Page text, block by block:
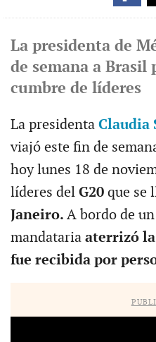
La presidenta de
de semana a
cumbre de líderes
La presidenta Claudia
viajó este fin de
hoy lunes 18 de
líderes del G20que se
Janeiro. A bordo de
mandatariaaterrizó la
fue recibida por